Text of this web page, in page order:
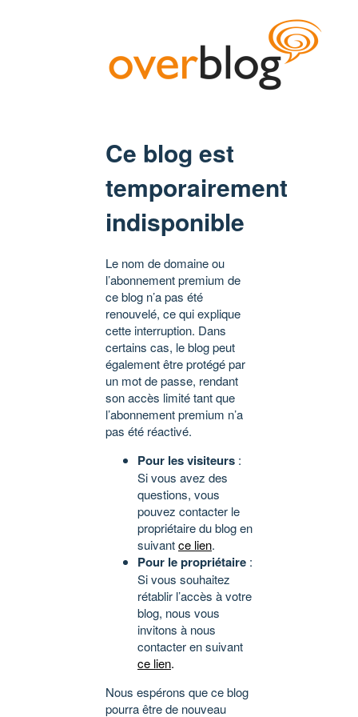
Ce blog est
temporairement
indisponible
Le nom de domaine ou
l’abonnement premium de
ce blog n’a pas été
renouvelé, ce qui explique
cette interruption. Dans
certains cas, le blog peut
également être protégé par
un mot de passe, rendant
son accès limité tant que
l’abonnement premium n’a
pas été réactivé.
Pour les visiteurs :
Si vous avez des
questions, vous
pouvez contacter le
propriétaire du blog en
suivantce lien.
Pour le propriétaire :
Si vous souhaitez
rétablir l’accès à votre
blog, nous vous
invitons à nous
contacter en suivant
ce lien.
Nous espérons que ce blog
pourra être de nouveau